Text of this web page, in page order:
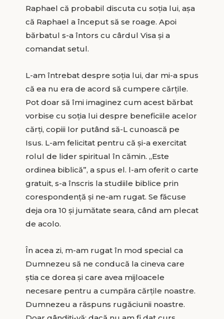
Raphael că probabil discuta cu soţia lui, aşa
că Raphael a început să se roage. Apoi
bărbatul s-a întors cu cârdul Visa şi a
comandat setul.
L-am întrebat despre soţia lui, dar mi-a spus
că ea nu era de acord să cumpere cărţile.
Pot doar să îmi imaginez cum acest bărbat
vorbise cu soţia lui despre beneficiile acelor
cărţi, copiii lor putând să-L cunoască pe
Isus. L-am felicitat pentru că şi-a exercitat
rolul de lider spiritual în cămin. „Este
ordinea biblică”, a spus el. l-am oferit o carte
gratuit, s-a înscris la studiile biblice prin
corespondenţă şi ne-am rugat. Se făcuse
deja ora 10 şi jumătate seara, când am plecat
de acolo.
În acea zi, m-am rugat în mod special ca
Dumnezeu să ne conducă la cineva care
ştia ce dorea şi care avea mijloacele
necesare pentru a cumpăra cărţile noastre.
Dumnezeu a răspuns rugăciunii noastre.